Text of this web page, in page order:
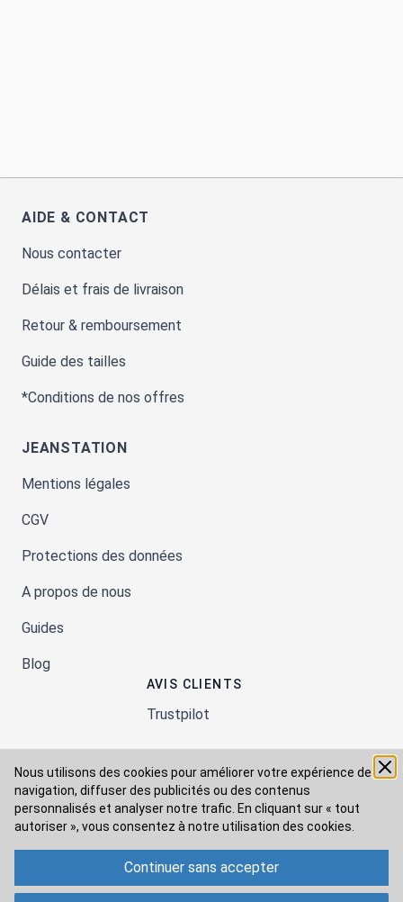
Nous utilisons des cookies pour améliorer votre expérience de
navigation, diffuser des publicités ou des contenus
personnalisés et analyser notre trafic. En cliquant sur « tout
autoriser », vous consentez à notre utilisation des cookies.
Continuer sans accepter
AIDE & CONTACT
Nous contacter
Délais et frais de livraison
Retour & remboursement
Guide des tailles
*Conditions de nos offres
JEANSTATION
Mentions légales
CGV
Protections des données
A propos de nous
Guides
Blog
AVIS CLIENTS
Trustpilot
Moyens de paiement
Modes de livraison